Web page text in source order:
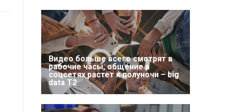
Видео больше всего смотрят в
рабочие часы, общение в
соцсетях растет к полуночи – big
data T2